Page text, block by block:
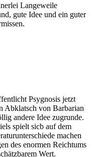
Langeweile
gute Idee und ein guter
Psygnosis jetzt
Abklatsch von Barbarian
andere Idee zugrunde.
spielt sicb auf dem
machen
des enormen Reichtums
Wert.